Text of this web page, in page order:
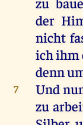
der
nicht
ichihm
denn
7 Und
zu